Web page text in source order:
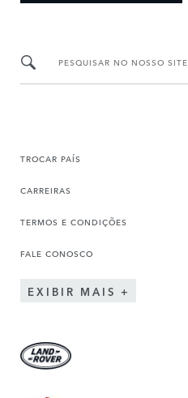
PESQUISAR NO NOSSO SITE
TROCAR PAÍS
CARREIRAS
TERMOS E CONDIÇÕES
FALE CONOSCO
EXIBIR MAIS